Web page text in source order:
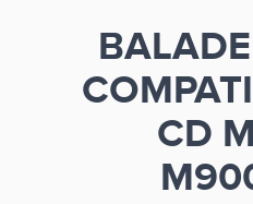
CD